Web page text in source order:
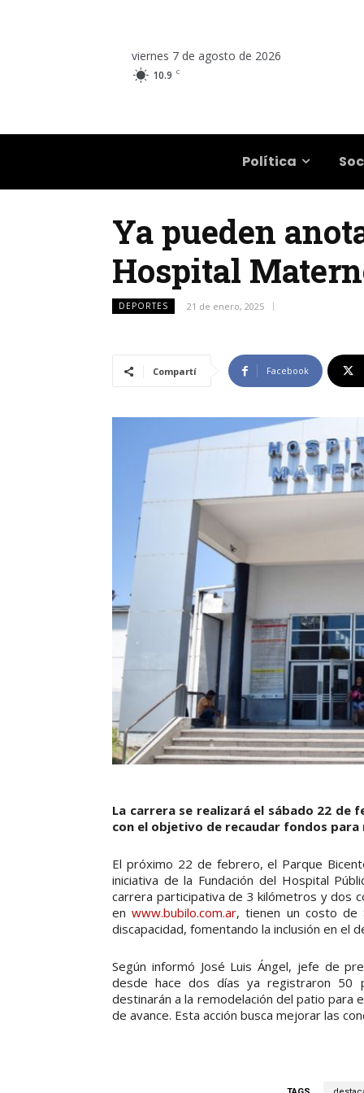
viernes 7 de agosto de 2026
10.9 C
Política
Ya pueden
Hospital
DEPORTES 21 de enero, 2025
Compartí Facebook
La carrera se realizará el sábado 22
con el objetivo de recaudar fondos para
El próximo 22 de febrero, el Parque
iniciativa de la Fundación del Hospital
carrera participativa de 3 kilómetros y dos
enwww.bubilo.com.ar, tienen un costo de
discapacidad, fomentando la inclusión en el
Según informó José Luis Ángel, jefe de
desde hace dos días ya registraron 50
destinarán a la remodelación del patio para
de avance. Esta acción busca mejorar las